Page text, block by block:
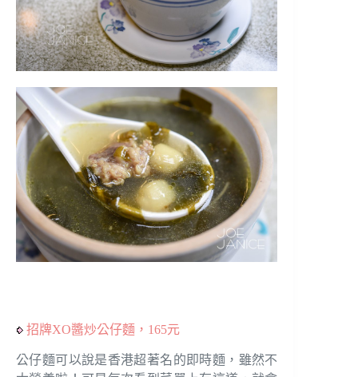
招牌XO醬炒公仔麵，165元
公仔麵可以說是香港超著名的即時麵，雖然不